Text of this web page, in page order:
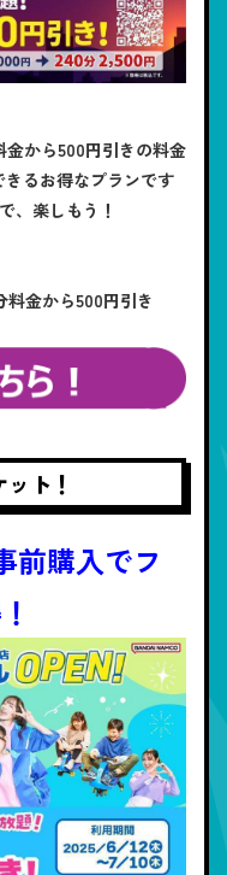
金から500円引きの料金
るお得なプランです
、楽しもう！
金から500円引き
ト！
前購入でフ